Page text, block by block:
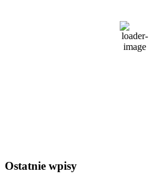
71 %
1016 mb
Ostatnie wpisy